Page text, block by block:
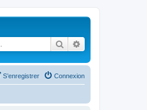
Rechercher
Connexion
S’enregistrer